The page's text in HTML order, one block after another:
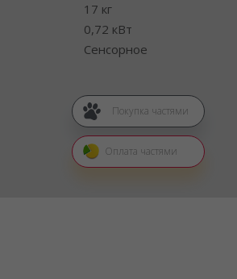
17 кг
0,72 кВт
Сенсорное
Покупка частями
Оплата частями